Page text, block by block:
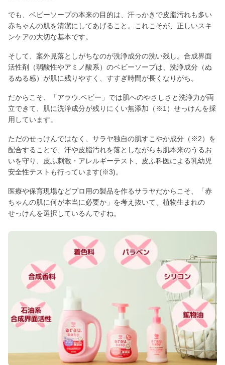
でも、ベビーソープの本来の目的は、汗っかきで皮脂汚れも多い
赤ちゃんの肌を清潔にしてあげること。これこそが、正しいスキ
ンケアの大切な基本です。
そして、案外見落としがちなのが洗浄成分の洗い残し。合成界面
活性剤（弱酸性やアミノ酸系）のベビーソープは、洗浄成分（ぬ
るぬる感）が肌に残りやすく、すすぎ時間が長くなりがち。
だからこそ、「アラウ.ベビー」では肌へのやさしさと洗浄力が両
立できて、肌に洗浄成分が残りにくい無添加（※1）せっけんを採
用しています。
ただのせっけんではなく、サラヤ独自の肌すこやか成分（※2）を
配合することで、汗や皮脂汚れを落としながらも肌本来のうるお
いを守り、皮ふ刺激・アレルギーテスト、皮ふ科医による乳幼児
安全性テストも行っています(※3)。
医療や保育現場などプロ用の製品を作るサラヤだからこそ、「赤
ちゃんの肌に何が本当に必要か」を考え抜いて、植物生まれの
せっけんを選択しているんですね。